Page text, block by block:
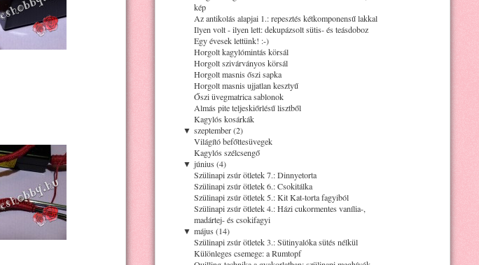
kép
Az antikolás alapjai 1.: repesztés kétkomponensű lakkal
Ilyen volt - ilyen lett: dekupázsolt sütis- és teásdoboz
Egy évesek lettünk! :-)
Horgolt kagylómintás körsál
Horgolt szivárványos körsál
Horgolt masnis őszi sapka
Horgolt masnis ujjatlan kesztyű
Őszi üvegmatrica sablonok
Almás pite teljeskiőrlésű lisztből
Kagylós kosárkák
▼ szeptember (2)
Világító befőttesüvegek
Kagylós szélcsengő
▼ június (4)
Szülinapi zsúr ötletek 7.: Dinnyetorta
Szülinapi zsúr ötletek 6.: Csokitálka
Szülinapi zsúr ötletek 5.: Kit Kat-torta fagyiból
Szülinapi zsúr ötletek 4.: Házi cukormentes vanília-,
madártej- és csokifagyi
▼ május (14)
Szülinapi zsúr ötletek 3.: Sütinyalóka sütés nélkül
Különleges csemege: a Rumtopf